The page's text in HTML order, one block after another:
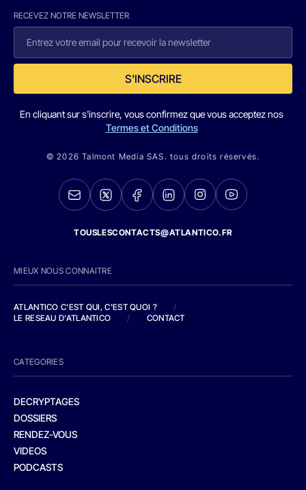
RECEVEZ NOTRE NEWSLETTER
S'INSCRIRE
En cliquant sur s'inscrire, vous confirmez que vous acceptez nos
Termes et Conditions
© 2026 Talmont Media SAS. tous droits réservés.
TOUSLESCONTACTS@ATLANTICO.FR
MIEUX NOUS CONNAITRE
ATLANTICO C'EST QUI, C'EST QUOI ?
/
LE RESEAU D'ATLANTICO
/ CONTACT
CATEGORIES
DECRYPTAGES
DOSSIERS
RENDEZ-VOUS
VIDEOS
PODCASTS